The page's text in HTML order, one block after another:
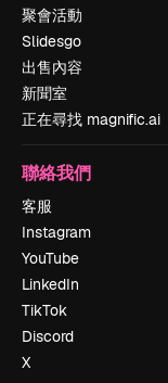
聚會活動
Slidesgo
出售內容
新聞室
正在尋找 magnific.ai
聯絡我們
客服
Instagram
YouTube
LinkedIn
TikTok
Discord
X